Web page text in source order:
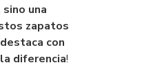
una
zapatos
con
diferencia!